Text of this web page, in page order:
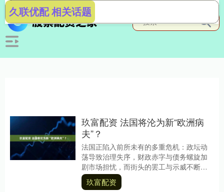
久联优配 相关话题
玖富配资 法国将沦为新“欧洲病
夫”？
法国正陷入前所未有的多重危机：政坛动
荡导致治理失序，财政赤字与债务螺旋加
剧市场担忧，而街头的罢工与示威不断升
级玖富配资，工会与社会党重返舞台中
央。 不到两年时间....
玖富配资